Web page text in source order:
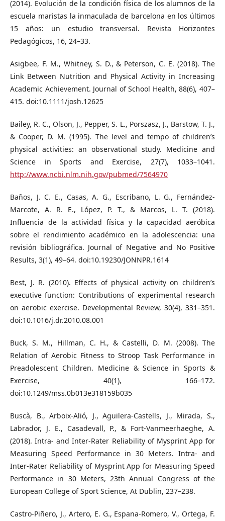
(2014). Evolución de la condición física de los alumnos de la
escuela maristas la inmaculada de barcelona en los últimos
15 años: un estudio transversal. Revista Horizontes
Pedagógicos, 16, 24–33.
Asigbee, F. M., Whitney, S. D., & Peterson, C. E. (2018). The
Link Between Nutrition and Physical Activity in Increasing
Academic Achievement. Journal of School Health, 88(6), 407–
415. doi:10.1111/josh.12625
Bailey, R. C., Olson, J., Pepper, S. L., Porszasz, J., Barstow, T. J.,
& Cooper, D. M. (1995). The level and tempo of children’s
physical activities: an observational study. Medicine and
Science in Sports and Exercise, 27(7), 1033–1041.
http://www.ncbi.nlm.nih.gov/pubmed/7564970
Baños, J. C. E., Casas, A. G., Escribano, L. G., Fernández-
Marcote, A. R. E., López, P. T., & Marcos, L. T. (2018).
Influencia de la actividad física y la capacidad aeróbica
sobre el rendimiento académico en la adolescencia: una
revisión bibliográfica. Journal of Negative and No Positive
Results, 3(1), 49–64. doi:10.19230/JONNPR.1614
Best, J. R. (2010). Effects of physical activity on children’s
executive function: Contributions of experimental research
on aerobic exercise. Developmental Review, 30(4), 331–351.
doi:10.1016/j.dr.2010.08.001
Buck, S. M., Hillman, C. H., & Castelli, D. M. (2008). The
Relation of Aerobic Fitness to Stroop Task Performance in
Preadolescent Children. Medicine & Science in Sports &
Exercise, 40(1), 166–172.
doi:10.1249/mss.0b013e318159b035
Buscà, B., Arboix-Alió, J., Aguilera-Castells, J., Mirada, S.,
Labrador, J. E., Casadevall, P., & Fort-Vanmeerhaeghe, A.
(2018). Intra- and Inter-Rater Reliability of Mysprint App for
Measuring Speed Performance in 30 Meters. Intra- and
Inter-Rater Reliability of Mysprint App for Measuring Speed
Performance in 30 Meters, 23th Annual Congress of the
European College of Sport Science, At Dublin, 237–238.
Castro-Piñero, J., Artero, E. G., Espana-Romero, V., Ortega, F.